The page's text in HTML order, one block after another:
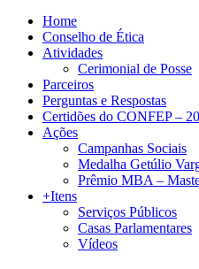
Home
Conselho de Ética
Atividades
Cerimonial de Posse
Parceiros
Perguntas e Respostas
Certidões do CONFEP –
Ações
Campanhas Sociais
Medalha Getúlio
Prêmio MBA –
+Itens
Serviços Públicos
Casas Parlamentares
Vídeos